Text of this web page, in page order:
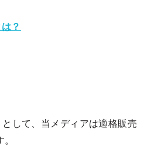
？
して、当メディアは適格販売